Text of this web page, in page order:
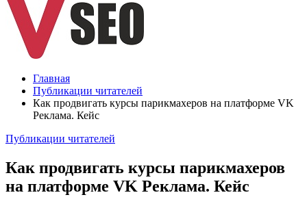
Главная
Публикации читателей
Как продвигать курсы парикмахеров на платформе VK
Реклама. Кейс
Публикации читателей
Как продвигать курсы парикмахеров
на платформе VK Реклама. Кейс